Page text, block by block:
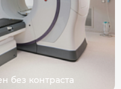
без контраста